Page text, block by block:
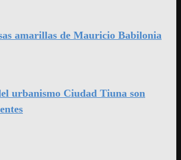
amarillas de Mauricio Babilonia
urbanismo Ciudad Tiuna son